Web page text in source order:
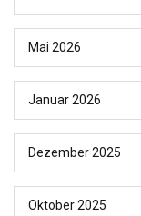
Mai 2026
Januar 2026
Dezember 2025
Oktober 2025